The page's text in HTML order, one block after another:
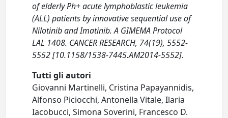
of elderly Ph+ acute lymphoblastic leukemia
(ALL) patients by innovative sequential use of
Nilotinib and Imatinib. A GIMEMA Protocol
LAL 1408. CANCER RESEARCH, 74(19), 5552-
5552 [10.1158/1538-7445.AM2014-5552].
Tutti gli autori
Giovanni Martinelli, Cristina Papayannidis,
Alfonso Piciocchi, Antonella Vitale, Ilaria
Iacobucci, Simona Soverini, Francesco D.